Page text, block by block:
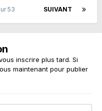
SUIVANT
53
inscrire plus tard. Si
maintenant pour publier